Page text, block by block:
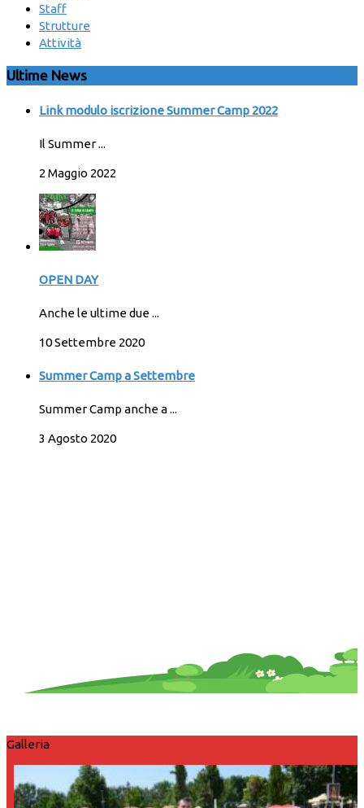
Staff
Strutture
Attività
Ultime News
Link modulo iscrizione Summer Camp 2022
Il Summer ...
2 Maggio 2022
OPEN DAY
Anche le ultime due ...
10 Settembre 2020
Summer Camp a Settembre
Summer Camp anche a ...
3 Agosto 2020
Galleria